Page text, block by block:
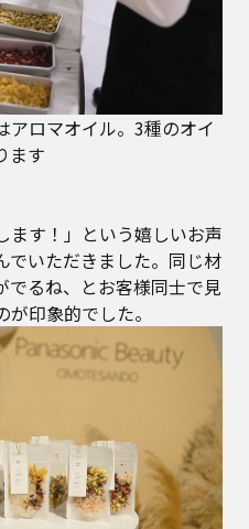
アロマオイル。3種のオイ
ます
ます！」という嬉しいお声
でいただきました。同じ材
でるね、とお客様同士で見
印象的でした。